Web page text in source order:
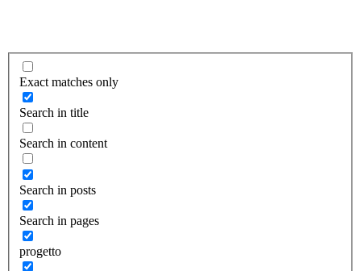
Exact matches only
Search in title
Search in content
Search in posts
Search in pages
progetto